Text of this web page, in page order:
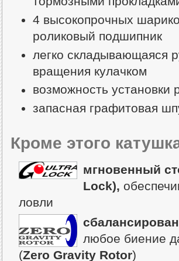
4 высокопрочных
роликовый подшипник
легко складывающаяся
вращения кулачком
возможность установки
запасная графитовая
Кроме этого
мгновенный
Lock),
ловли
любое биение
(Zero Gravity Rotor)